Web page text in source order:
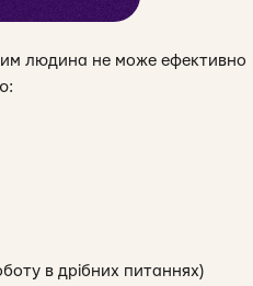
людина не може ефективно
в дрібних питаннях)